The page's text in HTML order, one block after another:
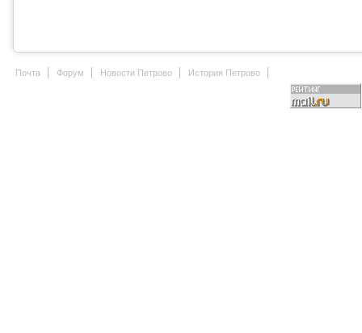
Почта Форум Новости Петрово История Петрово